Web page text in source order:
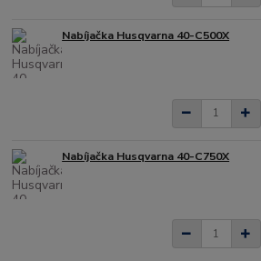
Nabíjačka Husqvarna 40-C500X
Nabíjačka Husqvarna 40-C750X